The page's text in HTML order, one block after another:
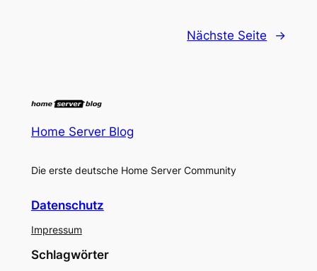
Nächste Seite →
Home Server Blog
Die erste deutsche Home Server Community
Datenschutz
Impressum
Schlagwörter